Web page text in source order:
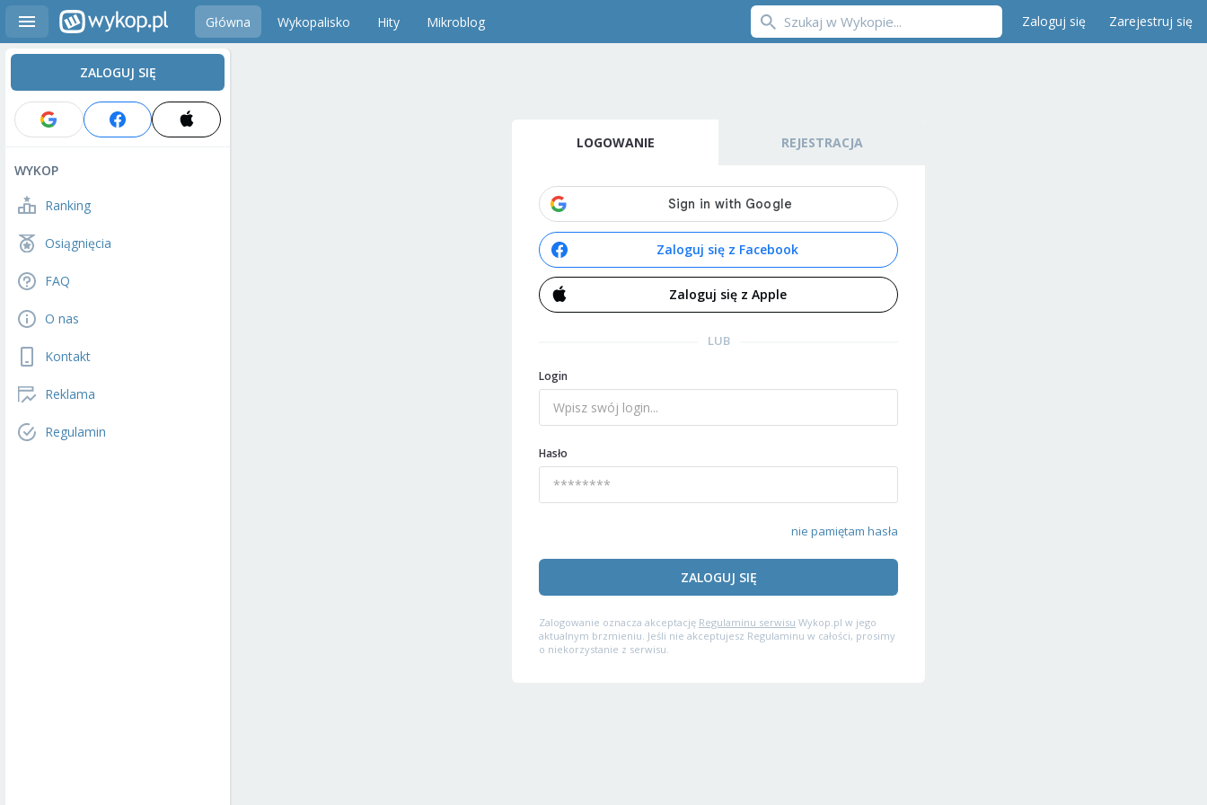
Główna Wykopalisko Hity Mikroblog Zaloguj się Zarejestruj się
ZALOGUJ SIĘ
WYKOP
Ranking
Osiągnięcia
FAQ
O nas
Kontakt
Reklama
Regulamin
LOGOWANIE REJESTRACJA
Zaloguj się z Facebook
Zaloguj się z Apple
LUB
Login
Hasło
nie pamiętam hasła
ZALOGUJ SIĘ
Zalogowanie oznacza akceptację Regulaminu serwisu Wykop.pl w jego
aktualnym brzmieniu. Jeśli nie akceptujesz Regulaminu w całości, prosimy
o niekorzystanie z serwisu.